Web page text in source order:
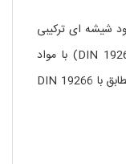
با الکترود شیشه ای ترکیبی
پس از کالیبراسیون چند نقطه ای (طبق DIN 19268) با مواد
مرجع برای تهیه محلول های بافر استاندارد مطابق با DIN 19266